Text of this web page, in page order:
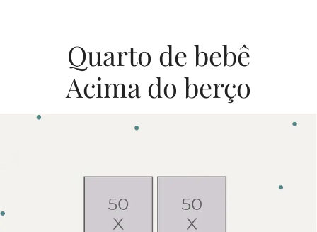
Quarto de bebê
Acima do berço